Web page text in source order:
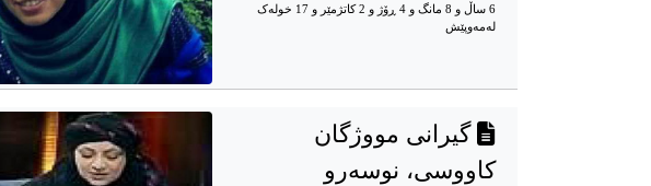
6 ساڵ و 8 مانگ و 4 ڕۆژ و 2 کاتژمێر و 17 خوله‌ک
له‌مه‌وپێش‌
گیرانی مووژگان
کاووسی، نوسەرو